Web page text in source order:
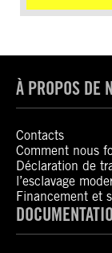
À PROPOS DE
Contacts
Comment nous
Déclaration de
l’esclavage
Financement et